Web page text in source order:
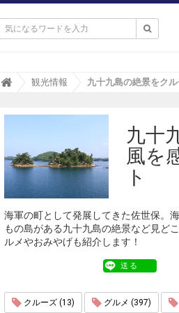
T
ト
リ
パ
)
観光情報
九十
風を
ト
海軍の町として発展してきた佐世保。
もの島がある九十九島の絶景など見ど
ルメやおみやげも紹介します！
送る
クルーズ (13) グルメ (397)